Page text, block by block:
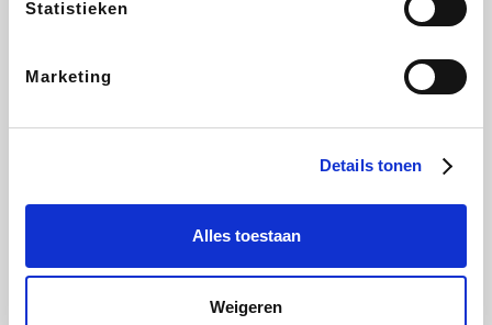
Statistieken
Marketing
Details tonen
Alles toestaan
Weigeren
Ekoi About You
Weekendesk Tennis Point Samsung Delonghi